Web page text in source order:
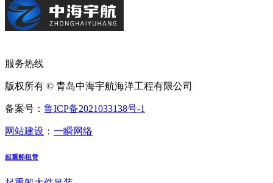
服务热线
版权所有 © 青岛中海宇航海洋工程有限公司
备案号： 鲁ICP备2021033138号-1
网站建设 ： 一瞬网络
起重船租赁